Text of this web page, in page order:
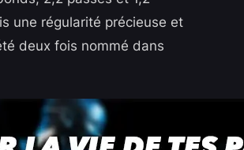
une régularité précieuse et
deux fois nommé dans